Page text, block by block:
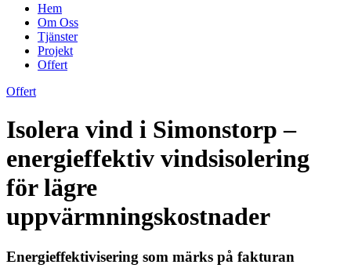
Hem
Om Oss
Tjänster
Projekt
Offert
Offert
Isolera vind i Simonstorp –
energieffektiv vindsisolering
för lägre
uppvärmningskostnader
Energieffektivisering som märks på fakturan